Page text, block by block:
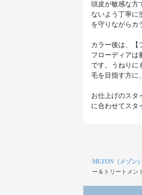
頭皮が敏感な方
ないよう丁寧に
を守りながらカ
カラー後は、【
フローディアは
です。うねりに
毛を目指す方に
お仕上げのスタ
MEZON（メゾン）
ー＆トリートメン